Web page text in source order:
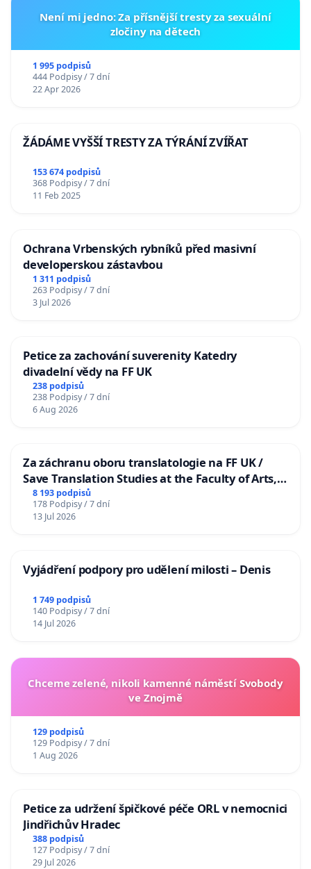
Není mi jedno: Za přísnější tresty za sexuální
zločiny na dětech
1 995 podpisů
444 Podpisy / 7 dní
22 Apr 2026
ŽÁDÁME VYŠŠÍ TRESTY ZA TÝRÁNÍ ZVÍŘAT
153 674 podpisů
368 Podpisy / 7 dní
11 Feb 2025
Ochrana Vrbenských rybníků před masivní
developerskou zástavbou
1 311 podpisů
263 Podpisy / 7 dní
3 Jul 2026
Petice za zachování suverenity Katedry
divadelní vědy na FF UK
238 podpisů
238 Podpisy / 7 dní
6 Aug 2026
Za záchranu oboru translatologie na FF UK /
Save Translation Studies at the Faculty of Arts,
Charles University
8 193 podpisů
178 Podpisy / 7 dní
13 Jul 2026
Vyjádření podpory pro udělení milosti – Denis
1 749 podpisů
140 Podpisy / 7 dní
14 Jul 2026
Chceme zelené, nikoli kamenné náměstí Svobody
ve Znojmě
129 podpisů
129 Podpisy / 7 dní
1 Aug 2026
Petice za udržení špičkové péče ORL v nemocnici
Jindřichův Hradec
388 podpisů
127 Podpisy / 7 dní
29 Jul 2026